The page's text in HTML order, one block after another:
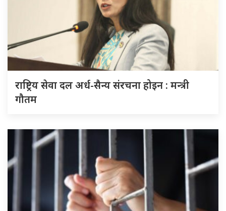
राष्ट्रिय सेवा दल अर्ध-सैन्य संरचना होइन : मन्त्री
गौतम